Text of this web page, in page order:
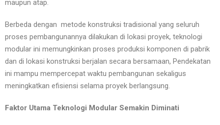
maupun atap.
Berbeda dengan metode konstruksi tradisional yang seluruh
proses pembangunannya dilakukan di lokasi proyek, teknologi
modular ini memungkinkan proses produksi komponen di pabrik
dan di lokasi konstruksi berjalan secara bersamaan, Pendekatan
ini mampu mempercepat waktu pembangunan sekaligus
meningkatkan efisiensi selama proyek berlangsung.
Faktor Utama Teknologi Modular Semakin Diminati